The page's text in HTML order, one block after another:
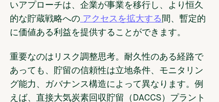
いアプローチは、企業が事業を移行し、より恒久
的な貯蔵戦略への アクセスを拡大する 間、暫定的
に価値ある利益を提供することができます。
重要なのはリスク調整思考。耐久性のある経路で
あっても、貯留の信頼性は立地条件、モニタリン
グ能力、ガバナンス構造によって異なります。例
えば、直接大気炭素回収貯留（DACCS）プラント